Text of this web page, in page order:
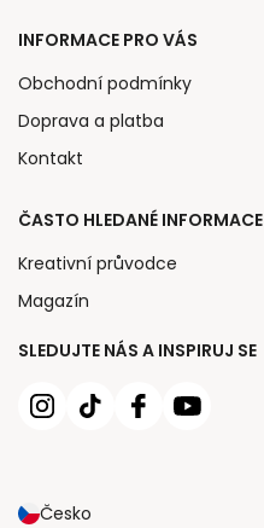
SLEDUJTE NÁS A INSPIRUJ SE
Česko
INFORMACE PRO VÁS
Obchodní podmínky
Doprava a platba
Kontakt
ČASTO HLEDANÉ INFORMACE
Kreativní průvodce
Magazín